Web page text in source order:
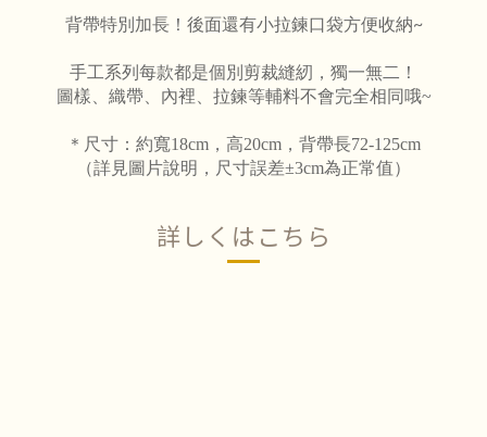
背帶特別加長！後面還有小拉鍊口袋方便收納~
手工系列每款都是個別剪裁縫紉，獨一無二！
圖樣、織帶、內裡、拉鍊等輔料不會完全相同哦~
＊尺寸：約寬18cm，高20cm，背帶長72-125cm
（詳見圖片說明，尺寸誤差±3cm為正常值）
詳しくはこちら